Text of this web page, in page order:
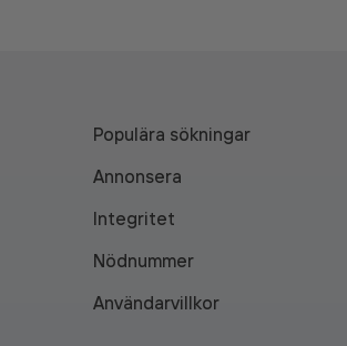
Populära sökningar
Annonsera
Integritet
Nödnummer
Användarvillkor